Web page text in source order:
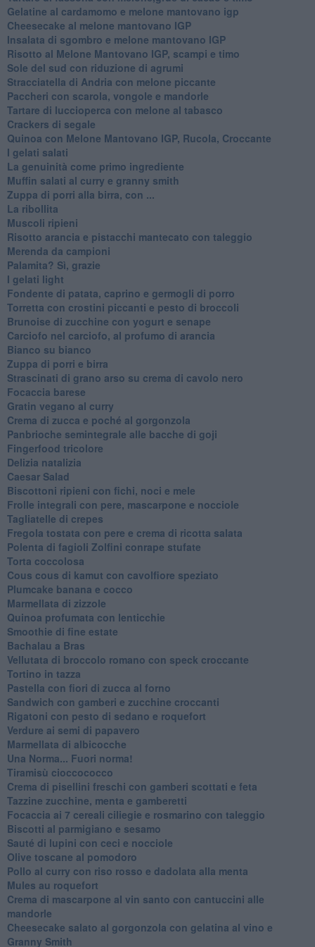
Gelatine al cardamomo e melone mantovano igp
Cheesecake al melone mantovano IGP
Insalata di sgombro e melone mantovano IGP
Risotto al Melone Mantovano IGP, scampi e timo
Sole del sud con riduzione di agrumi
Stracciatella di Andria con melone piccante
Paccheri con scarola, vongole e mandorle
Tartare di luccioperca con melone al tabasco
Crackers di segale
Quinoa con Melone Mantovano IGP, Rucola, Croccante
I gelati salati
La genuinità come primo ingrediente
Muffin salati al curry e granny smith
Zuppa di porri alla birra, con ...
La ribollita
Muscoli ripieni
Risotto arancia e pistacchi mantecato con taleggio
Merenda da campioni
Palamita? Sì, grazie
I gelati light
Fondente di patata, caprino e germogli di porro
Torretta con crostini piccanti e pesto di broccoli
Brunoise di zucchine con yogurt e senape
Carciofo nel carciofo, al profumo di arancia
Bianco su bianco
Zuppa di porri e birra
Strascinati di grano arso su crema di cavolo nero
Focaccia barese
Gratin vegano al curry
Crema di zucca e poché al gorgonzola
Panbrioche semintegrale alle bacche di goji
Fingerfood tricolore
Delizia natalizia
Caesar Salad
Biscottoni ripieni con fichi, noci e mele
Frolle integrali con pere, mascarpone e nocciole
Tagliatelle di crepes
Fregola tostata con pere e crema di ricotta salata
Polenta di fagioli Zolfini conrape stufate
Torta coccolosa
Cous cous di kamut con cavolfiore speziato
Plumcake banana e cocco
Marmellata di zizzole
Quinoa profumata con lenticchie
Smoothie di fine estate
Bachalau a Bras
Vellutata di broccolo romano con speck croccante
Tortino in tazza
Pastella con fiori di zucca al forno
Sandwich con gamberi e zucchine croccanti
Rigatoni con pesto di sedano e roquefort
Verdure ai semi di papavero
Marmellata di albicocche
Una Norma... Fuori norma!
Tiramisù cioccococco
Crema di pisellini freschi con gamberi scottati e feta
Tazzine zucchine, menta e gamberetti
Focaccia ai 7 cereali ciliegie e rosmarino con taleggio
Biscotti al parmigiano e sesamo
Sauté di lupini con ceci e nocciole
Olive toscane al pomodoro
Pollo al curry con riso rosso e dadolata alla menta
Mules au roquefort
Crema di mascarpone al vin santo con cantuccini alle
mandorle
Cheesecake salato al gorgonzola con gelatina al vino e
Granny Smith